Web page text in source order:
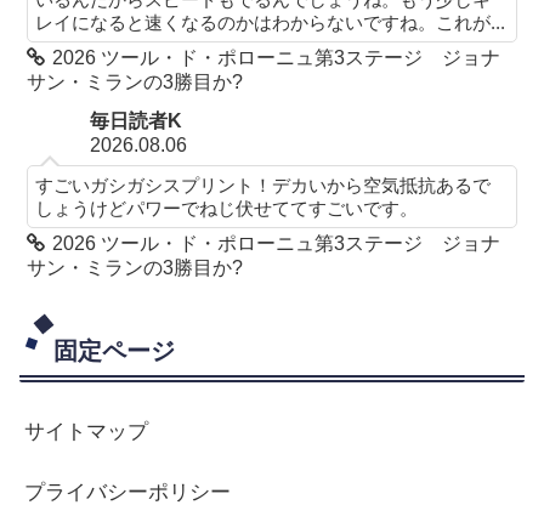
レイになると速くなるのかはわからないですね。これが...
2026 ツール・ド・ポローニュ第3ステージ ジョナ
サン・ミランの3勝目か?
毎日読者K
2026.08.06
すごいガシガシスプリント！デカいから空気抵抗あるで
しょうけどパワーでねじ伏せててすごいです。
2026 ツール・ド・ポローニュ第3ステージ ジョナ
サン・ミランの3勝目か?
固定ページ
サイトマップ
プライバシーポリシー